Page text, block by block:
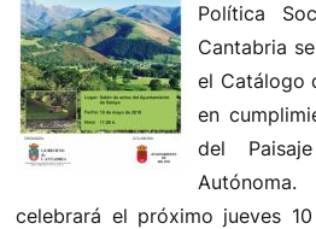
Política
Cantabria
el Catálogo
en
del
celebrará el próximo jueves